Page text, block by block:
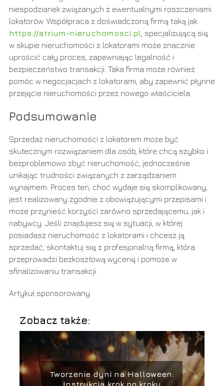
niespodzianek związanych z ewentualnymi roszczeniami
lokatorów. Współpraca z doświadczoną firmą taką jak
https://atrium-nieruchomosci.pl , specjalizującą się
w skupie nieruchomości z lokatorami może znacznie
uprościć cały proces, zapewniając legalność i
bezpieczeństwo transakcji. Taka firma może również
pomóc w negocjacjach z lokatorami, aby zapewnić płynne
przejęcie nieruchomości przez nowego właściciela.
Podsumowanie
Sprzedaż nieruchomości z lokatorem może być
skutecznym rozwiązaniem dla osób, które chcą szybko i
bezproblemowo zbyć nieruchomość, jednocześnie
unikając trudności związanych z zarządzaniem
wynajmem. Proces ten, choć wydaje się skomplikowany,
jest realizowany zgodnie z obowiązującymi przepisami i
może przynieść korzyści zarówno sprzedającemu, jak i
nabywcy. Jeśli znajdujesz się w sytuacji, w której
posiadasz nieruchomość z lokatorami i chcesz ją
sprzedać, skontaktuj się z profesjonalną firmą, która
przeprowadzi bezkosztową wycenę i pomoże w
sfinalizowaniu transakcji.
Artykuł sponsorowany
Zobacz także:
Tworzenie dyni na Halloween:
Instrukcja krok po kroku